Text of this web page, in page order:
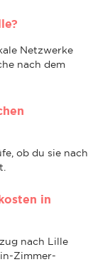
Netzwerke
nach dem
ob du sie nach
in
nach Lille
Zimmer-